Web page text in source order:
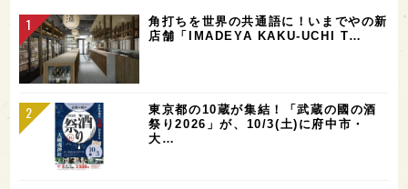
角打ちを世界の共通語に！いまでやの新
店舗「IMADEYA KAKU-UCHI T…
東京都の10蔵が集結！「武蔵の國の酒
祭り2026」が、10/3(土)に府中市・
大…